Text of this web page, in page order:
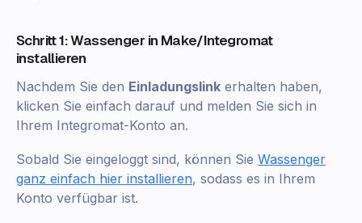
Schritt 1: Wassenger in Make/Integromat
installieren
Nachdem Sie den Einladungslink erhalten haben,
klicken Sie einfach darauf und melden Sie sich in
Ihrem Integromat-Konto an.
Sobald Sie eingeloggt sind, können Sie Wassenger
ganz einfach hier installieren, sodass es in Ihrem
Konto verfügbar ist.